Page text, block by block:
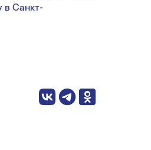
в Санкт-